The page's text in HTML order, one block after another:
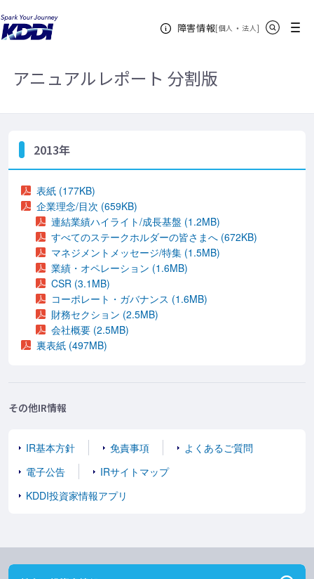
障害情報[個人 ・ 法人新規ウィンドウ
]
メニュー
KDDIホーム
統合レポート（アーカイブ）
2013年 (分割版)
アニュアルレポート 分割版
2013年
表紙 (177KB)
企業理念/目次 (659KB)
連結業績ハイライト/成長基盤 (1.2MB)
すべてのステークホルダーの皆さまへ (672KB)
マネジメントメッセージ/特集 (1.5MB)
業績・オペレーション (1.6MB)
CSR (3.1MB)
コーポレート・ガバナンス (1.6MB)
財務セクション (2.5MB)
会社概要 (2.5MB)
裏表紙 (497MB)
その他IR情報
IR基本方針 免責事項
よくあるご質問
電子公告
IRサイトマップ
KDDI投資家情報アプリ